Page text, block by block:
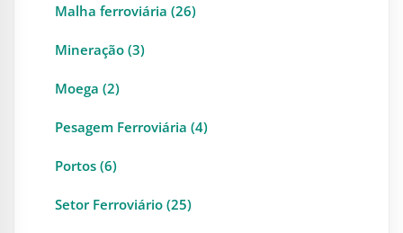
Malha ferroviária (26)
Mineração (3)
Moega (2)
Pesagem Ferroviária (4)
Portos (6)
Setor Ferroviário (25)